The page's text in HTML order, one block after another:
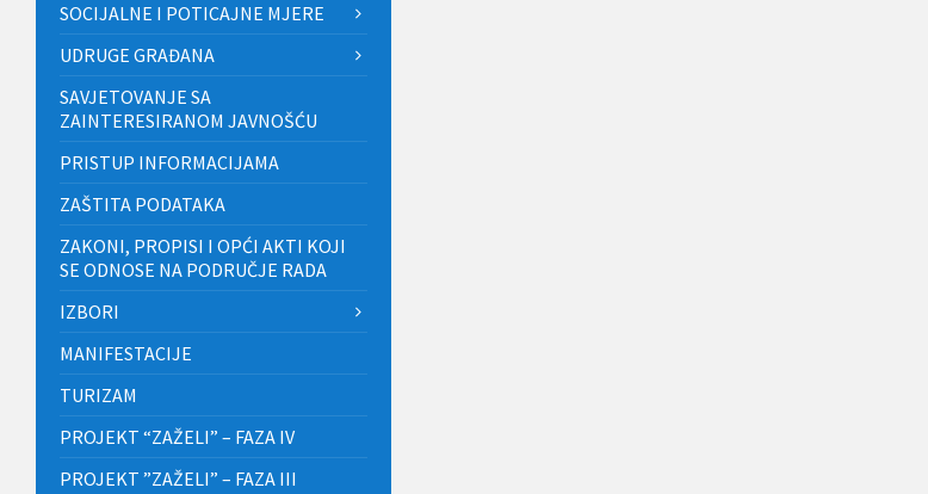
SOCIJALNE I POTICAJNE MJERE
UDRUGE GRAĐANA
SAVJETOVANJE SA
ZAINTERESIRANOM JAVNOŠĆU
PRISTUP INFORMACIJAMA
ZAŠTITA PODATAKA
ZAKONI, PROPISI I OPĆI AKTI KOJI
SE ODNOSE NA PODRUČJE RADA
IZBORI
MANIFESTACIJE
TURIZAM
PROJEKT “ZAŽELI” – FAZA IV
PROJEKT ”ZAŽELI” – FAZA III